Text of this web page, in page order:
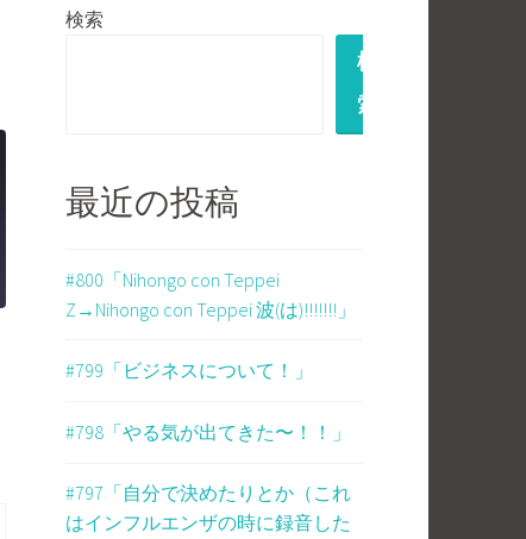
検索
検
索
最近の投稿
#800「Nihongo con Teppei
Z→Nihongo con Teppei 波(は)!!!!!!!」
#799「ビジネスについて！」
#798「やる気が出てきた〜！！」
#797「自分で決めたりとか（これ
はインフルエンザの時に録音した